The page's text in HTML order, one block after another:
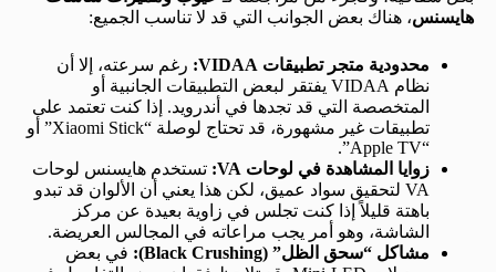
هايسنس، هناك بعض الجوانب التي قد لا تناسب الجميع:
محدودية متجر تطبيقات VIDAA:
رغم سرعته، إلا أن
نظام VIDAA يفتقر لبعض التطبيقات الجانبية أو
المتخصصة التي قد تجدها في أندرويد. إذا كنت تعتمد على
تطبيقات غير مشهورة، قد تحتاج لوصلة “Xiaomi Stick” أو
“Apple TV”.
زوايا المشاهدة في لوحات VA:
تستخدم هايسنس لوحات
VA لتحقيق سواد عميق، لكن هذا يعني أن الألوان قد تبدو
باهتة قليلاً إذا كنت تجلس في زاوية بعيدة عن مركز
الشاشة، وهو أمر يجب مراعاته في المجالس العريضة.
مشاكل “سحق الظل” (Black Crushing):
في بعض